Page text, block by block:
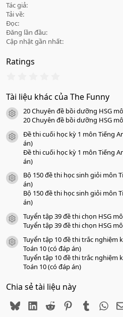
Tác giả
Tải về
Đọc
Đăng lần đầu
Cập nhật gần nhất
Ratings
0
0
s
a
o
Tài liệu khác của The Funny
icon tài liệu
20 Chuyên đề bồi dưỡng HSG
20 Chuyên đề bồi dưỡng HSG
icon tài liệu
Đề thi cuối học kỳ 1 môn Tiếng
án)
Đề thi cuối học kỳ 1 môn Tiếng
án)
icon tài liệu
Bộ 150 đề thi học sinh giỏi môn
án)
Bộ 150 đề thi học sinh giỏi môn
án)
icon tài liệu
Tuyển tập 39 đề thi chọn HSG
Tuyển tập 39 đề thi chọn HSG
icon tài liệu
Tuyển tập 10 đề thi trắc nghiệm
Toán 10 (có đáp án)
Tuyển tập 10 đề thi trắc nghiệm
Toán 10 (có đáp án)
Chia sẻ tài liệu này
BlueskyLinkedIn
Reddit PinterestTumblr